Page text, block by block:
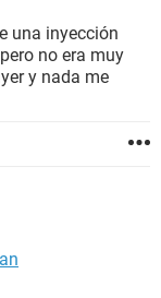
una inyección
no era muy
y nada me